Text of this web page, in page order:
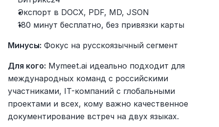
Экспорт в DOCX, PDF, MD, JSON
180 минут бесплатно, без привязки карты
Минусы: Фокус на русскоязычный сегмент
Для кого: Mymeet.ai идеально подходит для
международных команд с российскими
участниками, IT-компаний с глобальными
проектами и всех, кому важно качественное
документирование встреч на двух языках.